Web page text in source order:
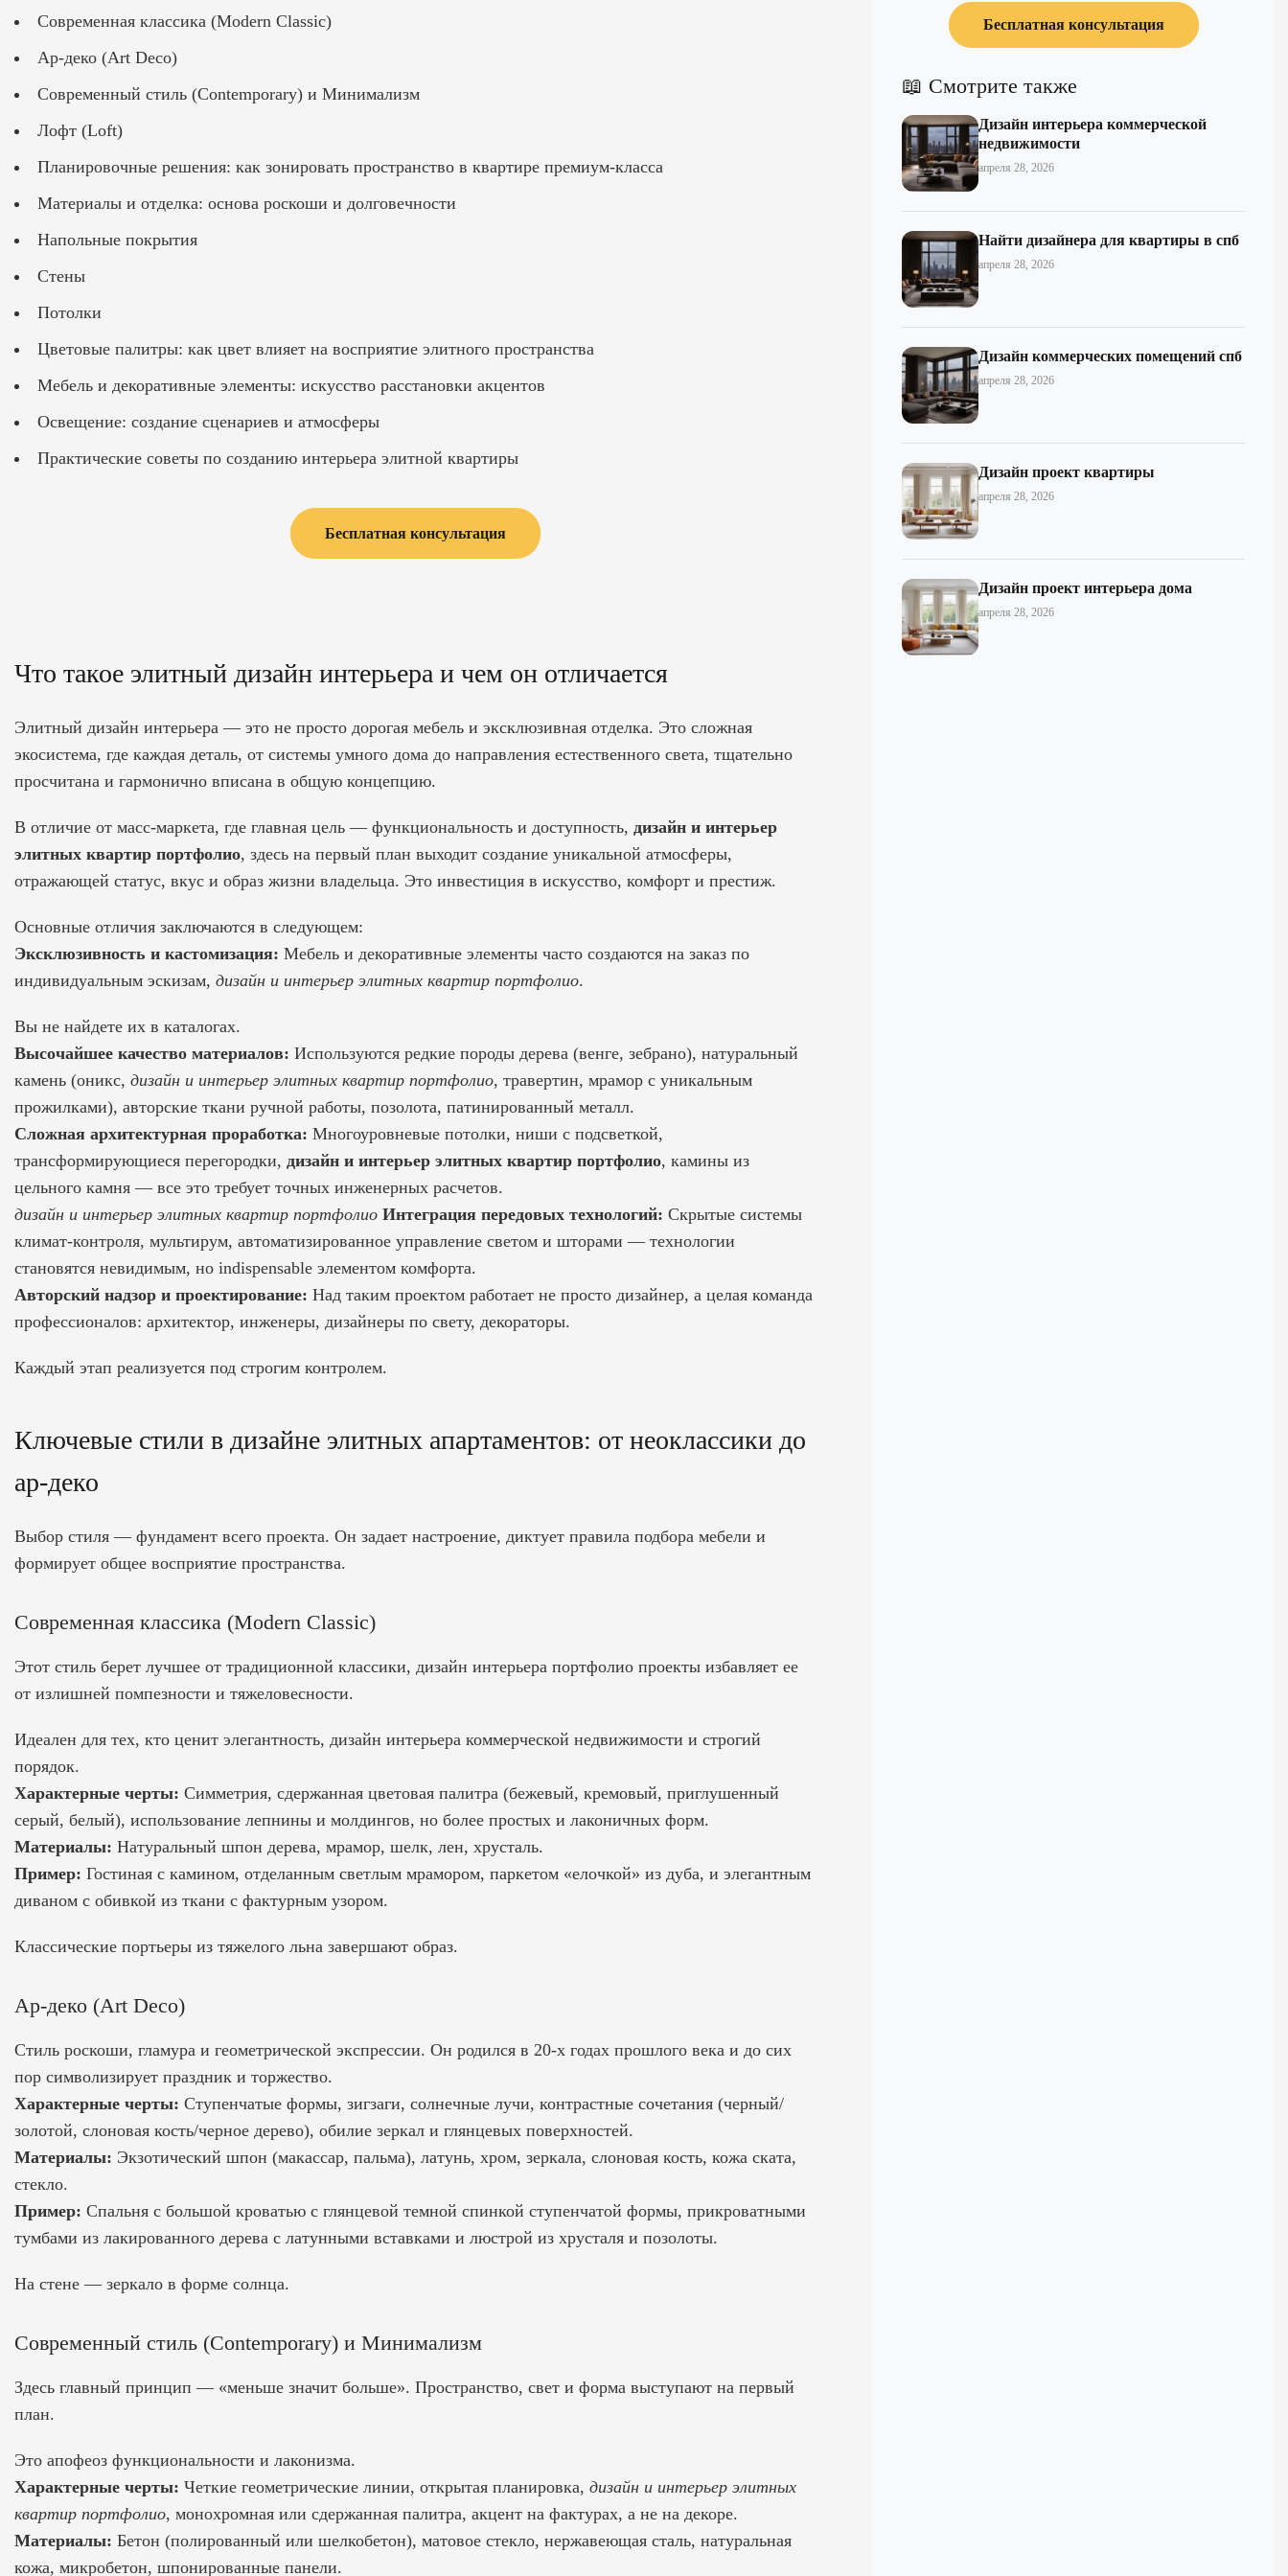
Современная классика (Modern Classic)
Ар-деко (Art Deco)
Современный стиль (Contemporary) и Минимализм
Лофт (Loft)
Планировочные решения: как зонировать пространство в квартире премиум-класса
Материалы и отделка: основа роскоши и долговечности
Напольные покрытия
Стены
Потолки
Цветовые палитры: как цвет влияет на восприятие элитного пространства
Мебель и декоративные элементы: искусство расстановки акцентов
Освещение: создание сценариев и атмосферы
Практические советы по созданию интерьера элитной квартиры
Бесплатная консультация
Что такое элитный дизайн интерьера и чем он отличается
Элитный дизайн интерьера — это не просто дорогая мебель и эксклюзивная отделка. Это сложная
экосистема, где каждая деталь, от системы умного дома до направления естественного света, тщательно
просчитана и гармонично вписана в общую концепцию.
В отличие от масс-маркета, где главная цель — функциональность и доступность, дизайн и интерьер
элитных квартир портфолио, здесь на первый план выходит создание уникальной атмосферы,
отражающей статус, вкус и образ жизни владельца. Это инвестиция в искусство, комфорт и престиж.
Основные отличия заключаются в следующем:
Эксклюзивность и кастомизация: Мебель и декоративные элементы часто создаются на заказ по
индивидуальным эскизам, дизайн и интерьер элитных квартир портфолио.
Вы не найдете их в каталогах.
Высочайшее качество материалов: Используются редкие породы дерева (венге, зебрано), натуральный
камень (оникс, дизайн и интерьер элитных квартир портфолио, травертин, мрамор с уникальным
прожилками), авторские ткани ручной работы, позолота, патинированный металл.
Сложная архитектурная проработка: Многоуровневые потолки, ниши с подсветкой,
трансформирующиеся перегородки, дизайн и интерьер элитных квартир портфолио, камины из
цельного камня — все это требует точных инженерных расчетов.
дизайн и интерьер элитных квартир портфолио Интеграция передовых технологий: Скрытые системы
климат-контроля, мультирум, автоматизированное управление светом и шторами — технологии
становятся невидимым, но indispensable элементом комфорта.
Авторский надзор и проектирование: Над таким проектом работает не просто дизайнер, а целая команда
профессионалов: архитектор, инженеры, дизайнеры по свету, декораторы.
Каждый этап реализуется под строгим контролем.
Ключевые стили в дизайне элитных апартаментов: от неоклассики до
ар-деко
Выбор стиля — фундамент всего проекта. Он задает настроение, диктует правила подбора мебели и
формирует общее восприятие пространства.
Современная классика (Modern Classic)
Этот стиль берет лучшее от традиционной классики, дизайн интерьера портфолио проекты избавляет ее
от излишней помпезности и тяжеловесности.
Идеален для тех, кто ценит элегантность, дизайн интерьера коммерческой недвижимости и строгий
порядок.
Характерные черты: Симметрия, сдержанная цветовая палитра (бежевый, кремовый, приглушенный
серый, белый), использование лепнины и молдингов, но более простых и лаконичных форм.
Материалы: Натуральный шпон дерева, мрамор, шелк, лен, хрусталь.
Пример: Гостиная с камином, отделанным светлым мрамором, паркетом «елочкой» из дуба, и элегантным
диваном с обивкой из ткани с фактурным узором.
Классические портьеры из тяжелого льна завершают образ.
Ар-деко (Art Deco)
Стиль роскоши, гламура и геометрической экспрессии. Он родился в 20-х годах прошлого века и до сих
пор символизирует праздник и торжество.
Характерные черты: Ступенчатые формы, зигзаги, солнечные лучи, контрастные сочетания (черный/
золотой, слоновая кость/черное дерево), обилие зеркал и глянцевых поверхностей.
Материалы: Экзотический шпон (макассар, пальма), латунь, хром, зеркала, слоновая кость, кожа ската,
стекло.
Пример: Спальня с большой кроватью с глянцевой темной спинкой ступенчатой формы, прикроватными
тумбами из лакированного дерева с латунными вставками и люстрой из хрусталя и позолоты.
На стене — зеркало в форме солнца.
Современный стиль (Contemporary) и Минимализм
Здесь главный принцип — «меньше значит больше». Пространство, свет и форма выступают на первый
план.
Это апофеоз функциональности и лаконизма.
Характерные черты: Четкие геометрические линии, открытая планировка, дизайн и интерьер элитных
квартир портфолио, монохромная или сдержанная палитра, акцент на фактурах, а не на декоре.
Материалы: Бетон (полированный или шелкобетон), матовое стекло, нержавеющая сталь, натуральная
кожа, микробетон, шпонированные панели.
Бесплатная консультация
📖 Смотрите также
Дизайн интерьера коммерческой
недвижимости
апреля 28, 2026
Найти дизайнера для квартиры в спб
апреля 28, 2026
Дизайн коммерческих помещений спб
апреля 28, 2026
Дизайн проект квартиры
апреля 28, 2026
Дизайн проект интерьера дома
апреля 28, 2026